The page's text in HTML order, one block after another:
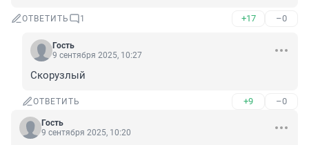
ОТВЕТИТЬ 1 +17 –0
Гость
9 сентября 2025, 10:27
Скорузлый
ОТВЕТИТЬ +9 –0
Гость
9 сентября 2025, 10:20